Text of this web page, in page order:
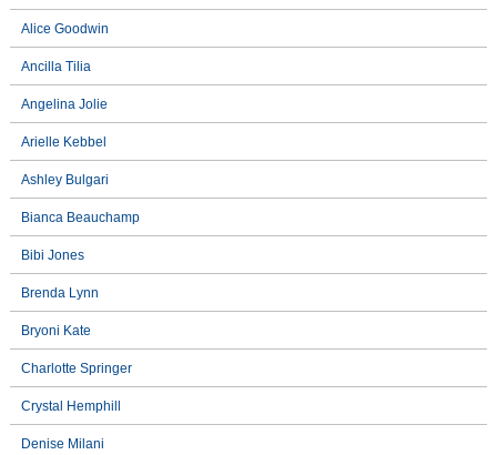
Alice Goodwin
Ancilla Tilia
Angelina Jolie
Arielle Kebbel
Ashley Bulgari
Bianca Beauchamp
Bibi Jones
Brenda Lynn
Bryoni Kate
Charlotte Springer
Crystal Hemphill
Denise Milani